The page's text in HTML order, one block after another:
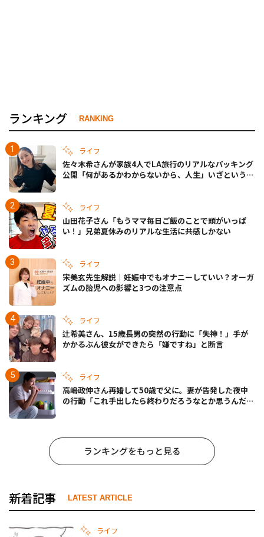
ランキング RANKING
ライフ
佐々木希さんが家族4人でLA旅行のリアルなパッキング
公開「何があるかわからないから、人生」いざというと
ライフ
山田花子さん「もうママ毎日ご飯のことで頭がいっぱ
い！」兄弟夏休みのリアルな生活に共感しかない
ライフ
宋美玄先生解説｜妊娠中でもオナニーしていい？オーガ
ズムの胎児への影響と3つの注意点
ライフ
辻希美さん、15歳長男の突然の行動に「失神！」手が
かかるぶん彼女ができたら「嫌ですね」と断言
ライフ
高嶋政伸さん再婚して50歳で父に。妻が告発した夜中
の行動「これ手出したら終わりだろうなとか思うんだけ
ランキングをもっと見る
新着記事 LATEST ARTICLE
ライフ